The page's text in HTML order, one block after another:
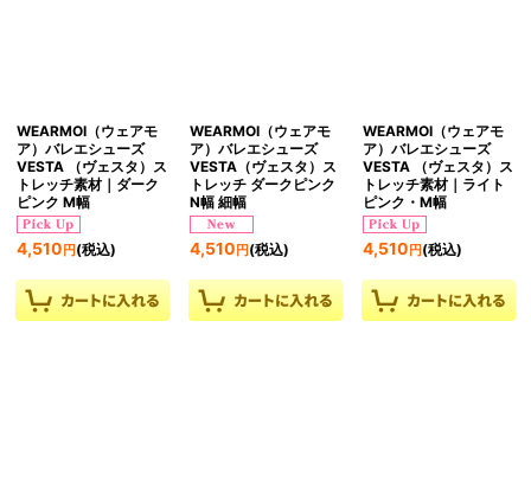
WEARMOI（ウェアモ
ア）バレエシューズ
VESTA （ヴェスタ）ス
トレッチ素材｜ダーク
ピンク M幅
4,510 円 (税込)
WEARMOI（ウェアモ
ア）バレエシューズ
VESTA（ヴェスタ）ス
トレッチ ダークピンク
N幅 細幅
4,510 円(税込)
WEARMOI（ウェアモ
ア）バレエシューズ
VESTA （ヴェスタ）ス
トレッチ素材｜ライト
ピンク・M幅
4,510 円(税込)